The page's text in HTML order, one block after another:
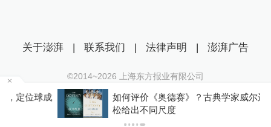
如何评价《奥德赛》？古典学家威尔逊和门德尔
松给出不同尺度
关于澎湃 | 联系我们 | 法律声明 | 澎湃广告
©2014~2026 上海东方报业有限公司
沪ICP证：沪B2-20170116 | 沪ICP备14003370号
互联网新闻信息服务许可证：31120170006
沪公网安备 31010602000299号